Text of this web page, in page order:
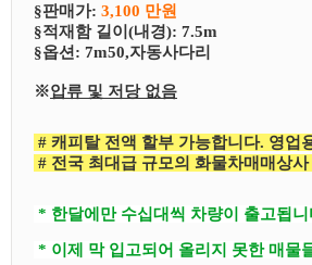
§​판매가: 3,100 만원
§​적재함 길이(내경): 7.5m
§​​옵션: 7m50,자동사다리
※압류 및 저당 없음
# 캐피탈 전액 할부 가능합니다. 영업
# 전국 최대급 규모의 화물차매매상사
* 한달에만 수십대씩 차량이 출고됩
* 이제 막 입고되어 올리지 못한 매물